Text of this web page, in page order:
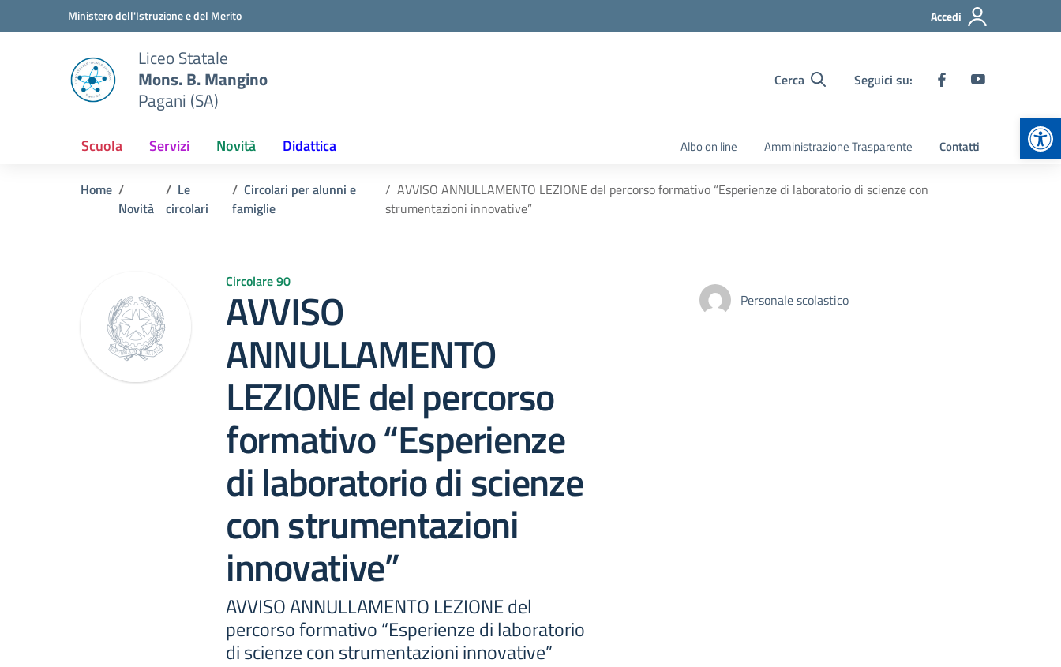
Vai ai contenuti
Vai al menu di navigazioneMinistero dell'Istruzione e del Merito Accedi
Liceo Statale
Mons. B. Mangino
Pagani (SA)
Cerca Seguici su:
Scuola Servizi Novità Didattica Albo on line Amministrazione Trasparente Contatti
Home
Novità
Le
circolari
Circolari per alunni e
famiglie
AVVISO ANNULLAMENTO LEZIONE del percorso formativo “Esperienze di laboratorio di scienze con
strumentazioni innovative”
Circolare 90
AVVISO
ANNULLAMENTO
LEZIONE del percorso
formativo “Esperienze
di laboratorio di scienze
con strumentazioni
innovative”
AVVISO ANNULLAMENTO LEZIONE del
percorso formativo “Esperienze di laboratorio
di scienze con strumentazioni innovative”
Personale scolastico